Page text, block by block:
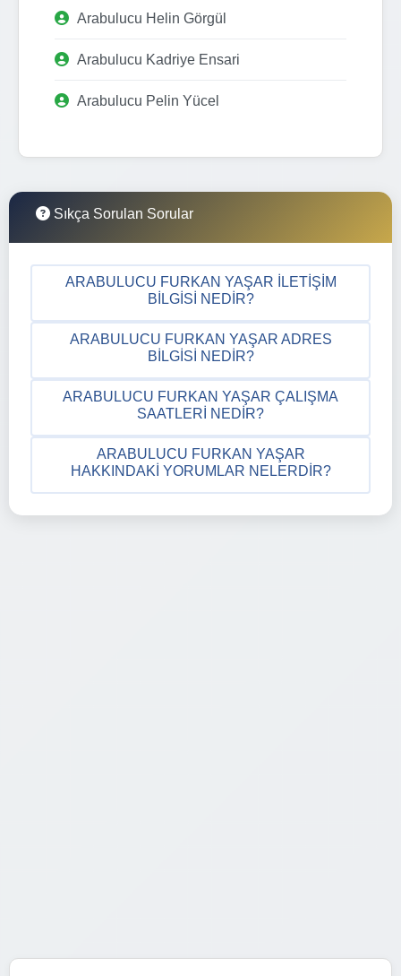
Arabulucu Helin Görgül
Arabulucu Kadriye Ensari
Arabulucu Pelin Yücel
Sıkça Sorulan Sorular
ARABULUCU FURKAN YAŞAR İLETIŞIM
BILGISI NEDIR?
ARABULUCU FURKAN YAŞAR ADRES
BILGISI NEDIR?
ARABULUCU FURKAN YAŞAR ÇALIŞMA
SAATLERI NEDIR?
ARABULUCU FURKAN YAŞAR
HAKKINDAKI YORUMLAR NELERDIR?